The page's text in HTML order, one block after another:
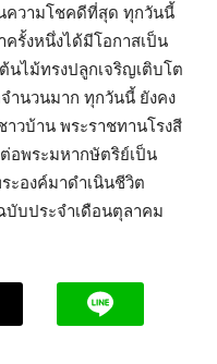
ความโชคดีที่สุด ทุกวันนี้
รั้งหนึ่งได้มีโอกาสเป็น
นไม้ทรงปลูกเจริญเติบโต
ำนวนมาก ทุกวันนี้ ยังคง
าวบ้าน พระราชทานโรงสี
อพระมหากษัตริย์เป็น
ะองค์มาดำเนินชีวิต
บับประจำเดือนตุลาคม